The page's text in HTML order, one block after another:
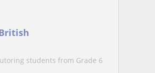
students from Grade 6